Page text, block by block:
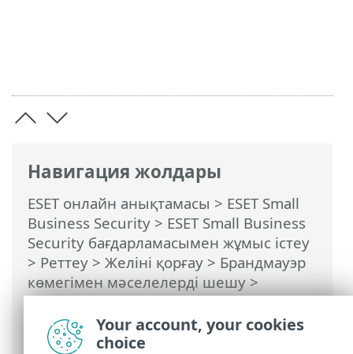
Навигация жолдары
ESET онлайн анықтамасы > ESET Small
Business Security > ESET Small Business
Security бағдарламасымен жұмыс істеу
> Реттеу > Желіні қорғау > Брандмауэр
көмегімен мәселелерді шешу>
Журнал жүргізу және журналдар
ережелерді немесе ерекшеліктерді
жасау> Жұрналдан ереже жасау
Your account, your cookies
choice